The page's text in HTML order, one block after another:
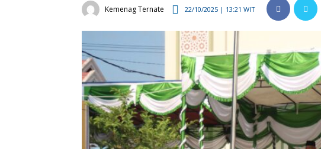
Kemenag Ternate 22/10/2025 | 13:21 WIT